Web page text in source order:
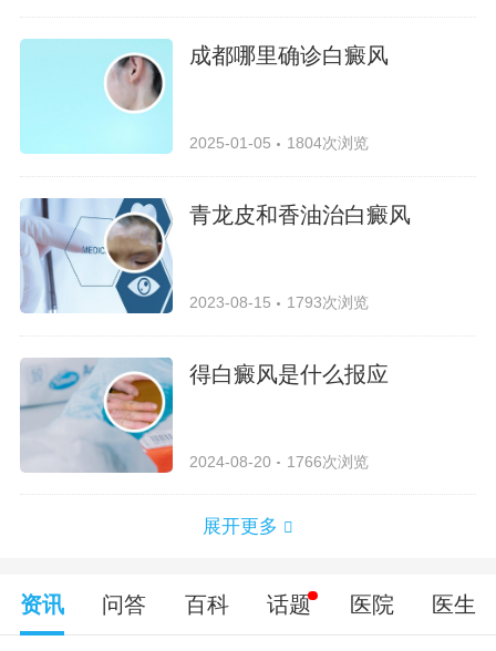
成都哪里确诊白癜风
2025-01-05 1804次浏览
青龙皮和香油治白癜风
2023-08-15 1793次浏览
得白癜风是什么报应
2024-08-20 1766次浏览
展开更多
资讯 问答 百科 话题 医院 医生